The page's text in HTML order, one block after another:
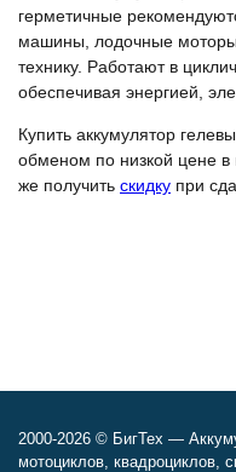
герметичные
машины, лодочные
технику. Работают в
обеспечивая энергией,
Купить аккумулятор
обменом по низкой цене в
же получить скидку при
2000-2026 © БигТех —
мотоциклов, квадроциклов,